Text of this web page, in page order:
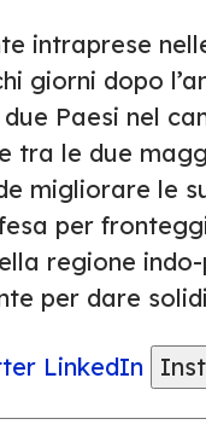
intraprese
giorni dopo
Paesi nel
tra le due
migliorare le
per
regione
per dare
LinkedIn